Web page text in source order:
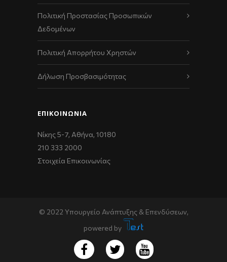
Πολιτική Προστασίας Προσωπικών
Δεδομένων
Πολιτική Απορρήτου Χρηστών
Δήλωση Προσβασιμότητας
ΕΠΙΚΟΙΝΩΝΊΑ
Νίκης 5-7, Αθήνα, 10180
210 333 2000
Στοιχεία Επικοινωνίας
© 2022 Υπουργείο Ανάπτυξης & Επενδύσεων,
powered by